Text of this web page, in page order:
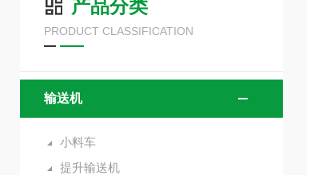
产品分类
PRODUCT CLASSIFICATION
输送机
小料车
提升输送机